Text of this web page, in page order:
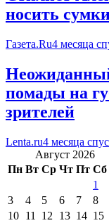
носить
Газета.Ru4 месяца
помады на
зрителей
Lenta.ru4 месяца
Август 2026
Пн Вт Ср Чт Пт Сб
1
3
4 5 6 7 8
10 11 12 13 14 15